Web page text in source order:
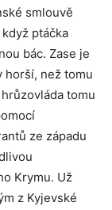
smlouvě
ptáčka
bác. Zase je
horší, než tomu
tomu
ze západu
Krymu. Už
z Kyjevské